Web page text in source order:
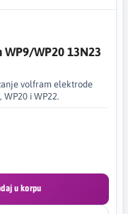
WP20 13N23
volfram elektrode
i WP22.
u korpu